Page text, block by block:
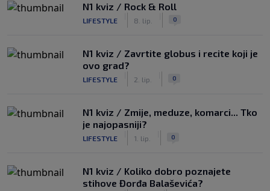
N1 kviz / Rock & Roll
LIFESTYLE 8. lip. 0
N1 kviz / Zavrtite globus i recite koji je
ovo grad?
LIFESTYLE 2. lip. 0
N1 kviz / Zmije, meduze, komarci... Tko
je najopasniji?
LIFESTYLE 1. lip. 0
N1 kviz / Koliko dobro poznajete
stihove Đorđa Balaševića?